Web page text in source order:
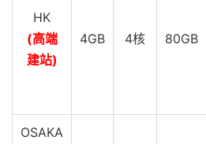
HK
(高端
建站)
4GB 4核 80GB
OSAKA